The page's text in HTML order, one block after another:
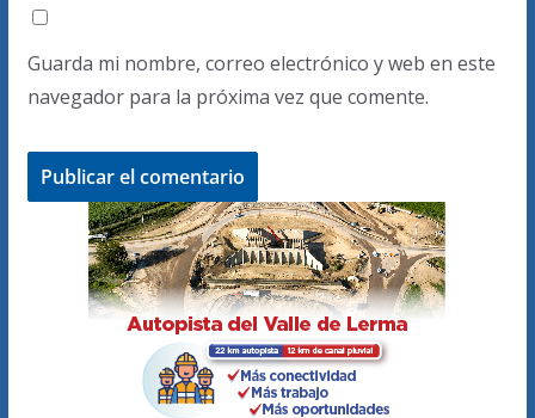
Guarda mi nombre, correo electrónico y web en este
navegador para la próxima vez que comente.